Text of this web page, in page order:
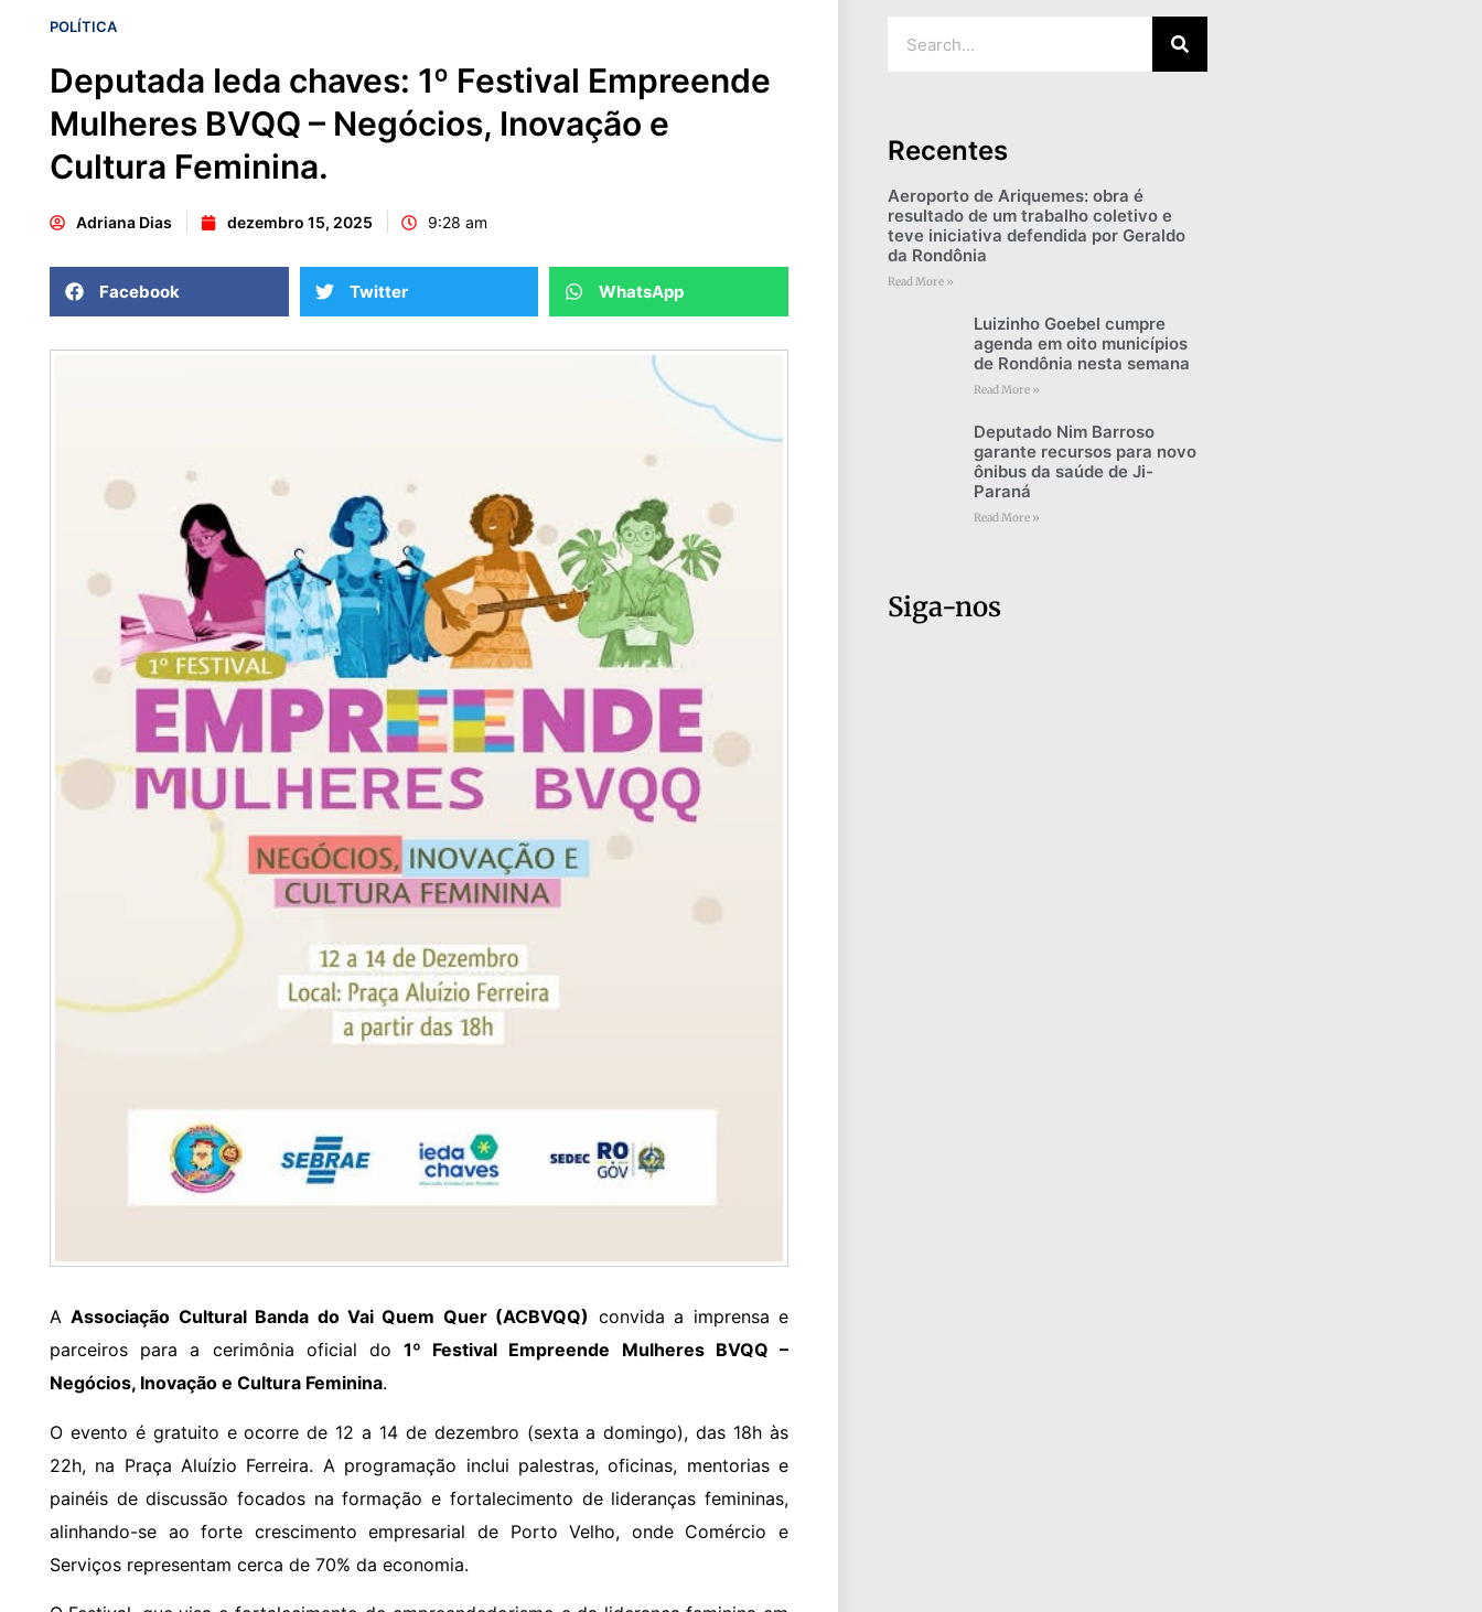
POLÍTICA
Deputada Ieda chaves: 1º Festival Empreende
Mulheres BVQQ – Negócios, Inovação e
Cultura Feminina.
Adriana Dias dezembro 15, 2025 9:28 am
Facebook Twitter WhatsApp
AAssociação Cultural Banda do Vai Quem Quer (ACBVQQ) convida a imprensa e
parceiros para a cerimônia oficial do1º Festival Empreende Mulheres BVQQ –
Negócios, Inovação e Cultura Feminina.
O evento é gratuito e ocorre de 12 a 14 de dezembro (sexta a domingo), das 18h às
22h, na Praça Aluízio Ferreira. A programação inclui palestras, oficinas, mentorias e
painéis de discussão focados na formação e fortalecimento de lideranças femininas,
alinhando-se ao forte crescimento empresarial de Porto Velho, onde Comércio e
Serviços representam cerca de 70% da economia.
Recentes
Aeroporto de Ariquemes: obra é
resultado de um trabalho coletivo e
teve iniciativa defendida por Geraldo
da Rondônia
Read More »
Luizinho Goebel cumpre
agenda em oito municípios
de Rondônia nesta semana
Read More »
Deputado Nim Barroso
garante recursos para novo
ônibus da saúde de Ji-
Paraná
Read More »
Siga-nos